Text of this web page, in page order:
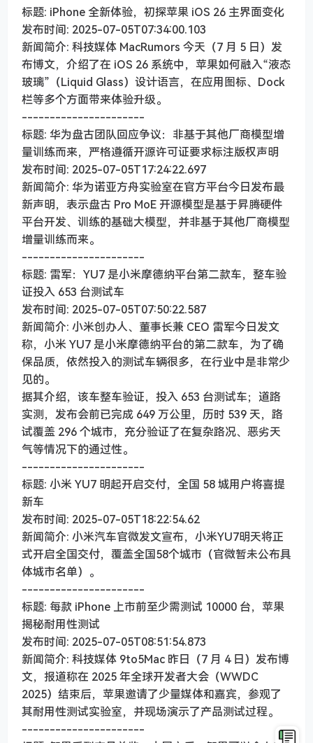
标题: iPhone 全新体验，初探苹果 iOS 26 主界面变化
发布时间: 2025-07-05T07:34:00.103
新闻简介: 科技媒体 MacRumors 今天（7 月 5 日）发
布博文，介绍了在 iOS 26 系统中，苹果如何融入“液态
玻璃”（Liquid Glass）设计语言，在应用图标、Dock
栏等多个方面带来体验升级。
----------------------
标题: 华为盘古团队回应争议：非基于其他厂商模型增
量训练而来，严格遵循开源许可证要求标注版权声明
发布时间: 2025-07-05T17:24:22.697
新闻简介: 华为诺亚方舟实验室在官方平台今日发布最
新声明，表示盘古 Pro MoE 开源模型是基于昇腾硬件
平台开发、训练的基础大模型，并非基于其他厂商模型
增量训练而来。
----------------------
标题: 雷军：YU7 是小米摩德纳平台第二款车，整车验
证投入 653 台测试车
发布时间: 2025-07-05T07:50:22.587
新闻简介: 小米创办人、董事长兼 CEO 雷军今日发文
称，小米 YU7 是小米摩德纳平台的第二款车，为了确
保品质，依然投入的测试车辆很多，在行业中是非常少
见的。
据其介绍，该车整车验证，投入 653 台测试车；道路
实测，发布会前已完成 649 万公里，历时 539 天，路
试覆盖 296 个城市，充分验证了在复杂路况、恶劣天
气等情况下的通过性。
----------------------
标题: 小米 YU7 明起开启交付，全国 58 城用户将喜提
新车
发布时间: 2025-07-05T18:22:54.62
新闻简介: 小米汽车官微发文宣布，小米YU7明天将正
式开启全国交付，覆盖全国58个城市（官微暂未公布具
体城市名单）。
----------------------
标题: 每款 iPhone 上市前至少需测试 10000 台，苹果
揭秘耐用性测试
发布时间: 2025-07-05T08:51:54.873
新闻简介: 科技媒体 9to5Mac 昨日（7 月 4 日）发布博
文，报道称在 2025 年全球开发者大会（WWDC
2025）结束后，苹果邀请了少量媒体和嘉宾，参观了
其耐用性测试实验室，并现场演示了产品测试过程。
----------------------